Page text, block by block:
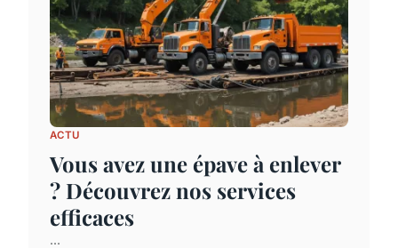
ACTU
Vous avez une épave à enlever
? Découvrez nos services
efficaces
...